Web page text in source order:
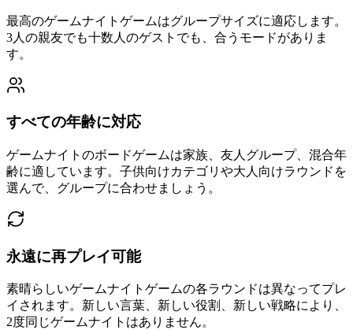
最高のゲームナイトゲームはグループサイズに適応します。
3人の親友でも十数人のゲストでも、合うモードがありま
す。
すべての年齢に対応
ゲームナイトのボードゲームは家族、友人グループ、混合年
齢に適しています。子供向けカテゴリや大人向けラウンドを
選んで、グループに合わせましょう。
永遠に再プレイ可能
素晴らしいゲームナイトゲームの各ラウンドは異なってプレ
イされます。新しい言葉、新しい役割、新しい戦略により、
2度同じゲームナイトはありません。